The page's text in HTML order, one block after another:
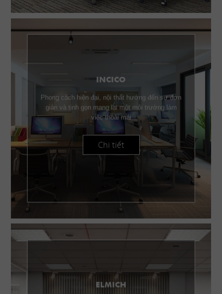
INCICO
Phong cách hiện đại, nội thất hướng đến sự đơn
giản và tinh gọn mang lại một môi trường làm
việc thoải mái
Chi tiết
ELMICH